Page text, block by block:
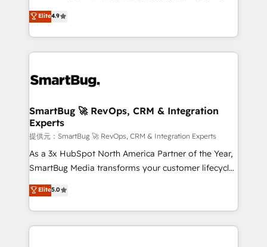
run your revenue process. Sales, marketing, and
service wired together. ➤ AI and Integrations: Layer
tune-ups, feature rollouts, adoption coaching. Buying
HubSpot, switching to it, or reviving a stale portal?
We are built for the work.
ティブ・エージェンシーとして、HubSpot Eliteの実装
力で顧客フロント業務を再設計します。 💡 100inc は何
をする会社か？ HubSpotを共通基盤に、AIエージェン
トを組み込んだ顧客フロント業務（マーケティング・営
ィブ・エージェンシーです。事業部・グループ会社・部
を、CRMを軸とした全社共通基盤に再構築します。意
思決定者・PMO・現場担当者に並走します。 1️⃣
HubSpot導入・活用支援 顧客データの一元化から、
GTMの見える化・自動化まで。全Hub統合運用、デー
タ品質設計、グループ横断のCRM統合に対応します。
の一部をAIが自律実行する組織への移行を設計・実装。
Breeze・Claude等をHubSpotと連携させ、役割定義・
Elite4.9
SmartBug 🚀 RevOps, CRM & Integration
Experts
提供元：SmartBug 🚀 RevOps, CRM & Integration Experts
As a 3x HubSpot North America Partner of the Year,
SmartBug Media transforms your customer lifecycle
into a revenue engine. Our unified ecosystem
includes specialized divisions Globalia (AI &
Software) and Point Success Media (Paid Media),
making this the official home for all three brands. 🔄
Elite5.0